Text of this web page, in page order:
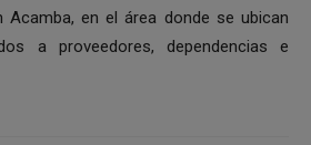
Acamba, en el área donde se ubican
a proveedores, dependencias e